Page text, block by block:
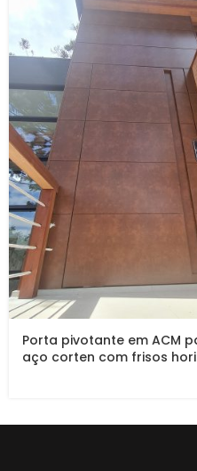
Porta pivotante em ACM
aço corten com frisos